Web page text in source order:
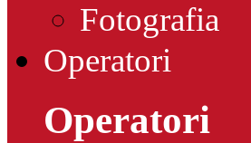
Fotografia
Operatori
Operatori